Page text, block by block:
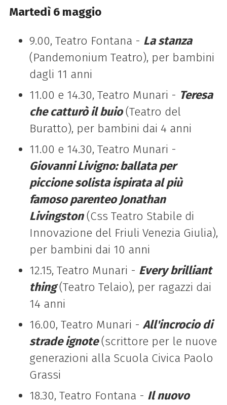
Martedì 6 maggio
9.00, Teatro Fontana - La stanza
(Pandemonium Teatro), per bambini
dagli 11 anni
11.00 e 14.30, Teatro Munari - Teresa
che catturò il buio(Teatro del
Buratto), per bambini dai 4 anni
11.00 e 14.30, Teatro Munari -
Giovanni Livigno: ballata per
piccione solista ispirata al più
famoso parenteo Jonathan
Livingston(Css Teatro Stabile di
Innovazione del Friuli Venezia Giulia),
per bambini dai 10 anni
12.15, Teatro Munari - Every brilliant
thing(Teatro Telaio), per ragazzi dai
14 anni
16.00, Teatro Munari - All'incrocio di
strade ignote(scrittore per le nuove
generazioni alla Scuola Civica Paolo
Grassi
18.30, Teatro Fontana - Il nuovo